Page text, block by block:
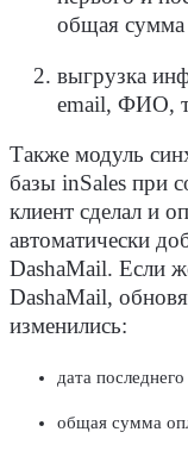
общая сумма
выгрузка
email, ФИО,
Также модуль
базы inSales при
клиент сделал и
автоматически
DashaMail. Если
DashaMail,
изменились:
дата
общая сумма